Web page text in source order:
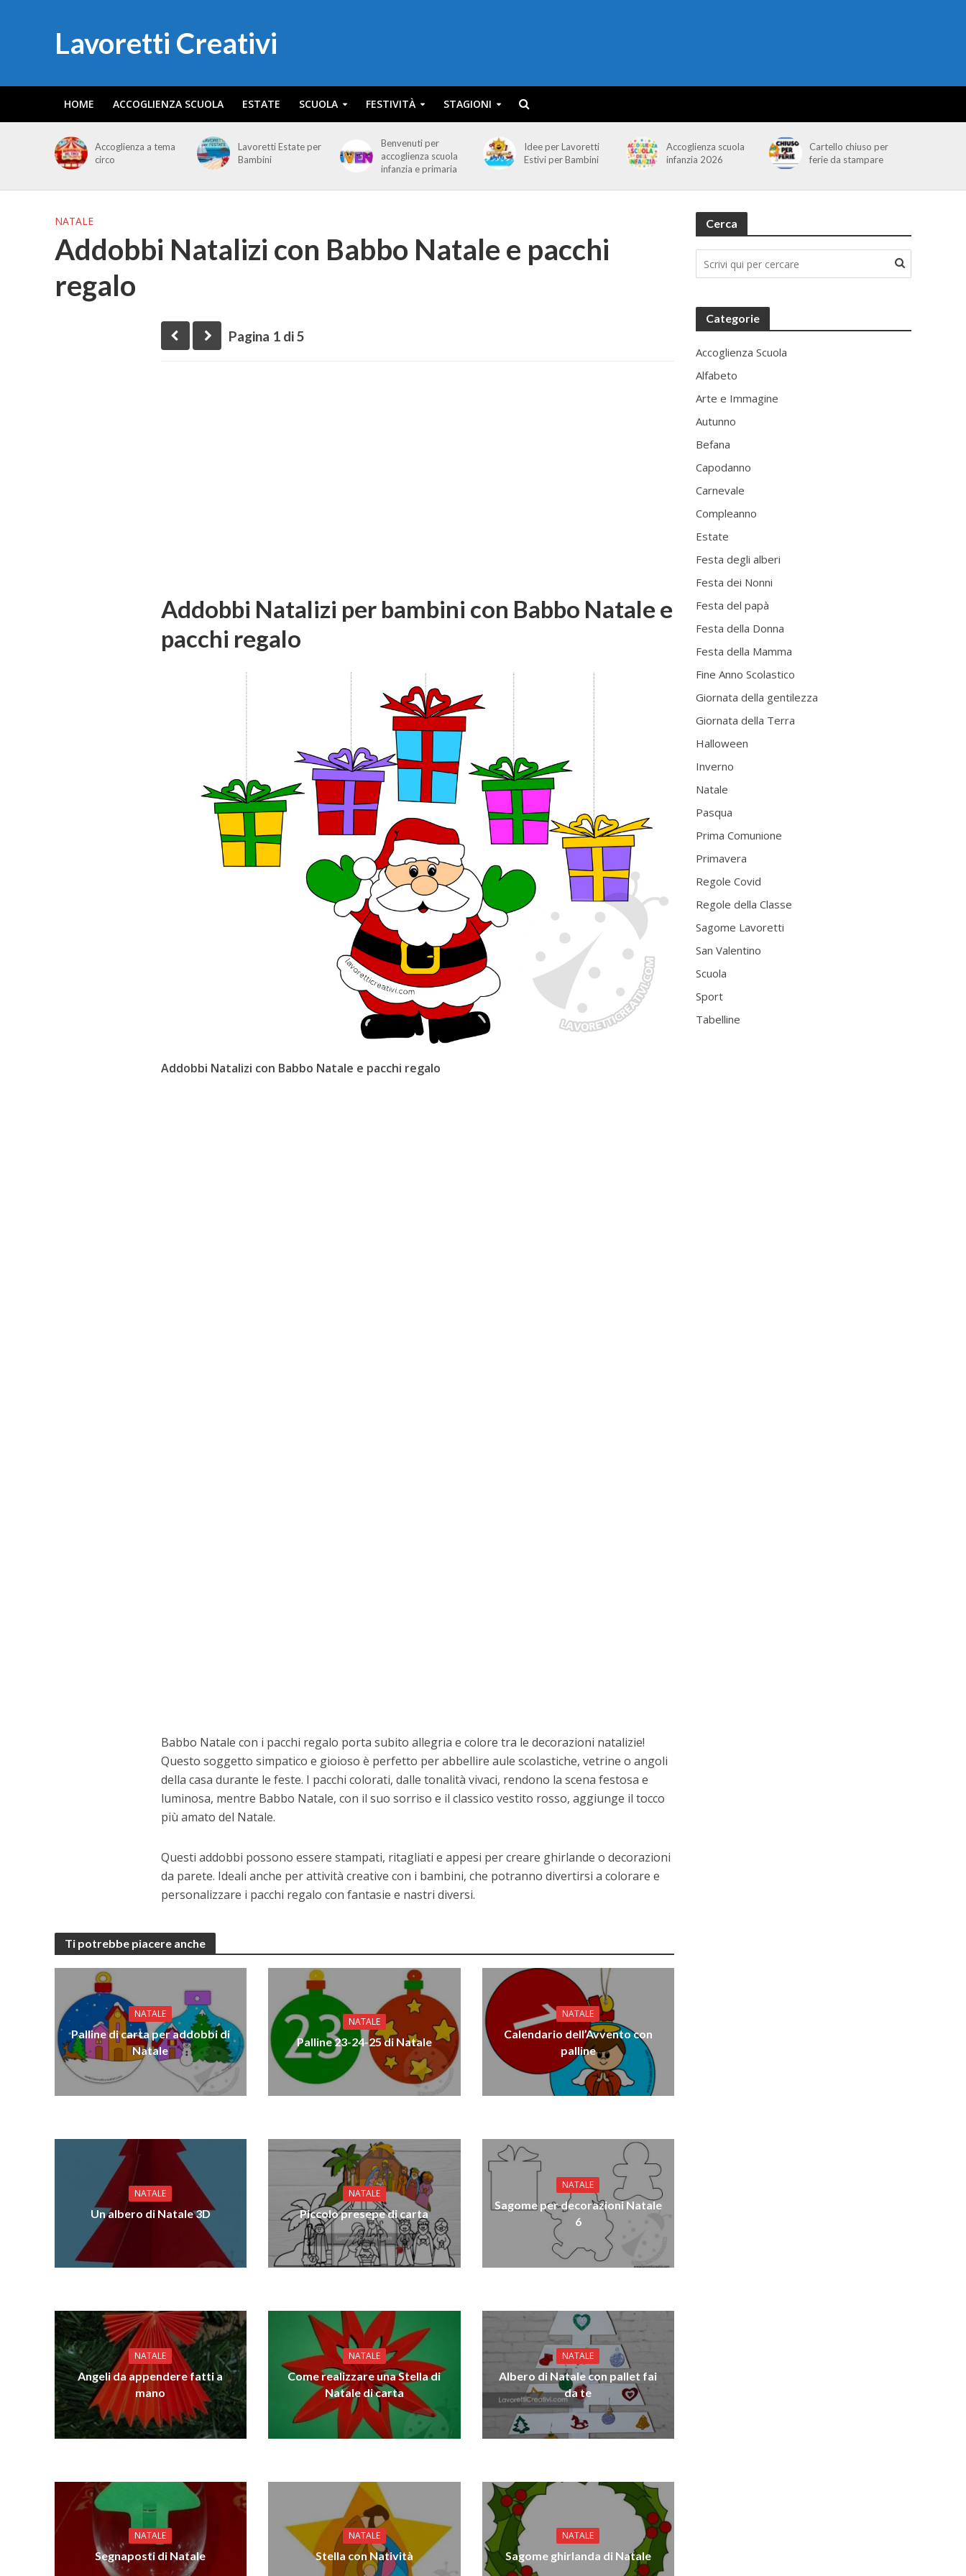
Lavoretti Creativi
HOME ACCOGLIENZA SCUOLA ESTATE SCUOLA FESTIVITÀ STAGIONI
Accoglienza a tema
circo
Lavoretti Estate per
Bambini
Benvenuti per
accoglienza scuola
infanzia e primaria
Idee per Lavoretti
Estivi per Bambini
Accoglienza scuola
infanzia 2026
Cartello chiuso per
ferie da stampare
NATALE
Addobbi Natalizi con Babbo Natale e pacchi
regalo
Pagina 1 di 5
Addobbi Natalizi per bambini con Babbo Natale e
pacchi regalo
Addobbi Natalizi con Babbo Natale e pacchi regalo
Babbo Natale con i pacchi regalo porta subito allegria e colore tra le decorazioni natalizie!
Questo soggetto simpatico e gioioso è perfetto per abbellire aule scolastiche, vetrine o angoli
della casa durante le feste. I pacchi colorati, dalle tonalità vivaci, rendono la scena festosa e
luminosa, mentre Babbo Natale, con il suo sorriso e il classico vestito rosso, aggiunge il tocco
più amato del Natale.
Questi addobbi possono essere stampati, ritagliati e appesi per creare ghirlande o decorazioni
da parete. Ideali anche per attività creative con i bambini, che potranno divertirsi a colorare e
personalizzare i pacchi regalo con fantasie e nastri diversi.
Ti potrebbe piacere anche
NATALE
Palline di carta per addobbi di
Natale
NATALE
Palline 23-24-25 di Natale
NATALE
Calendario dell’Avvento con
palline
NATALE
Un albero di Natale 3D
NATALE
Piccolo presepe di carta
NATALE
Sagome per decorazioni Natale
6
NATALE
Angeli da appendere fatti a
mano
NATALE
Come realizzare una Stella di
Natale di carta
NATALE
Albero di Natale con pallet fai
da te
NATALE
Segnaposti di Natale
NATALE
Stella con Natività
NATALE
Sagome ghirlanda di Natale
Cerca
Categorie
Accoglienza Scuola
Alfabeto
Arte e Immagine
Autunno
Befana
Capodanno
Carnevale
Compleanno
Estate
Festa degli alberi
Festa dei Nonni
Festa del papà
Festa della Donna
Festa della Mamma
Fine Anno Scolastico
Giornata della gentilezza
Giornata della Terra
Halloween
Inverno
Natale
Pasqua
Prima Comunione
Primavera
Regole Covid
Regole della Classe
Sagome Lavoretti
San Valentino
Scuola
Sport
Tabelline